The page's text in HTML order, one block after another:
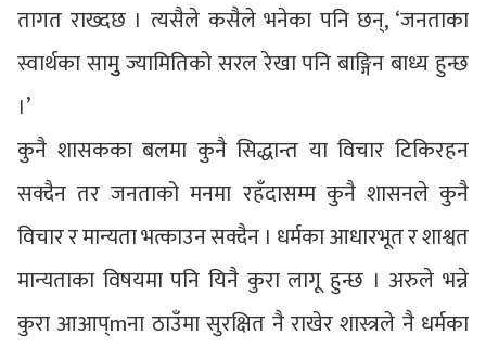
तागत राख्दछ । त्यसैले कसैले भनेका पनि छन्, ‘जनताका
स्वार्थका सामुु ज्यामितिको सरल रेखा पनि बाङ्गिन बाध्य हुन्छ
।’
कुनै शासकका बलमा कुनै सिद्धान्त या विचार टिकिरहन
सक्दैन तर जनताको मनमा रहँदासम्म कुनै शासनले कुनै
विचार र मान्यता भत्काउन सक्दैन । धर्मका आधारभूत र शाश्वत
मान्यताका विषयमा पनि यिनै कुरा लागू हुन्छ । अरुले भन्ने
कुरा आआप्mना ठाउँमा सुरक्षित नै राखेर शास्त्रले नै धर्मका